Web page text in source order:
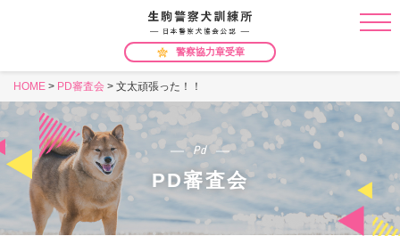
警察協力章受章
HOME > PD審査会 > 文太頑張った！！
Pd
PD審査会